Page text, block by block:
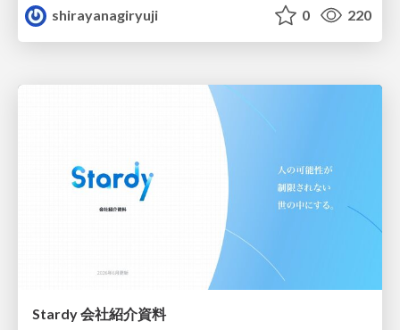
shirayanagiryuji 0 220
Stardy 会社紹介資料